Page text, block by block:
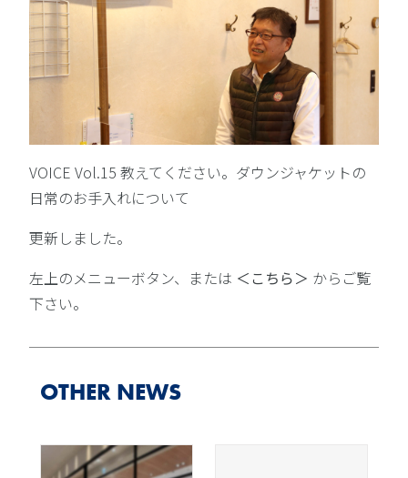
VOICE Vol.15 教えてください。ダウンジャケットの
日常のお手入れについて
更新しました。
左上のメニューボタン、または ＜こちら＞ からご覧
下さい。
OTHER NEWS